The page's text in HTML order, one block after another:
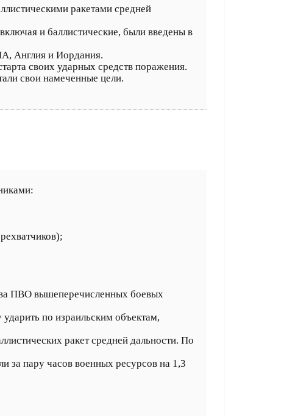
ракетами средней
и баллистические, были введены в
Англия и Иордания.
своих ударных средств поражения.
свои намеченные цели.
ПВО вышеперечисленных боевых
по израильским объектам,
ракет средней дальности. По
за пару часов военных ресурсов на 1,3